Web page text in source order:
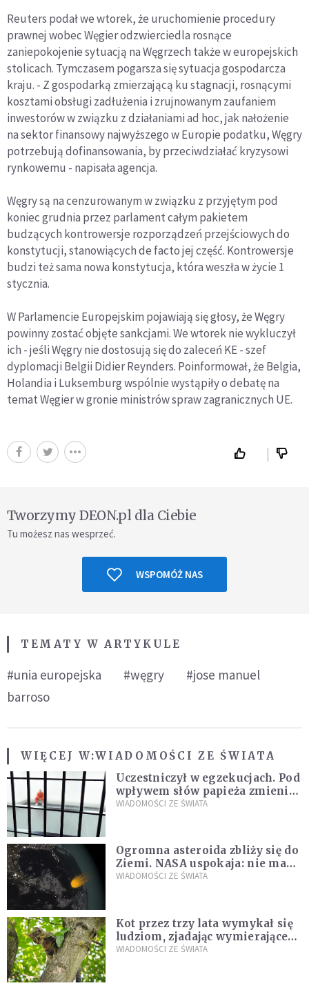
Reuters podał we wtorek, że uruchomienie procedury
prawnej wobec Węgier odzwierciedla rosnące
zaniepokojenie sytuacją na Węgrzech także w europejskich
stolicach. Tymczasem pogarsza się sytuacja gospodarcza
kraju. - Z gospodarką zmierzającą ku stagnacji, rosnącymi
kosztami obsługi zadłużenia i zrujnowanym zaufaniem
inwestorów w związku z działaniami ad hoc, jak nałożenie
na sektor finansowy najwyższego w Europie podatku, Węgry
potrzebują dofinansowania, by przeciwdziałać kryzysowi
rynkowemu - napisała agencja.
Węgry są na cenzurowanym w związku z przyjętym pod
koniec grudnia przez parlament całym pakietem
budzących kontrowersje rozporządzeń przejściowych do
konstytucji, stanowiących de facto jej część. Kontrowersje
budzi też sama nowa konstytucja, która weszła w życie 1
stycznia.
W Parlamencie Europejskim pojawiają się głosy, że Węgry
powinny zostać objęte sankcjami. We wtorek nie wykluczył
ich - jeśli Węgry nie dostosują się do zaleceń KE - szef
dyplomacji Belgii Didier Reynders. Poinformował, że Belgia,
Holandia i Luksemburg wspólnie wystąpiły o debatę na
temat Węgier w gronie ministrów spraw zagranicznych UE.
Tworzymy DEON.pl dla Ciebie
Tu możesz nas wesprzeć.
WSPOMÓŻ NAS
TEMATY W ARTYKULE
#unia europejska #węgry
#jose manuel
barroso
WIĘCEJ W:WIADOMOŚCI ZE ŚWIATA
Uczestniczył w egzekucjach. Pod
wpływem słów papieża zmienił
zdanie
WIADOMOŚCI ZE ŚWIATA
Ogromna asteroida zbliży się do
Ziemi. NASA uspokaja: nie ma
zagrożenia
WIADOMOŚCI ZE ŚWIATA
Kot przez trzy lata wymykał się
ludziom, zjadając wymierające
kaczki. W końcu popełnił
WIADOMOŚCI ZE ŚWIATA